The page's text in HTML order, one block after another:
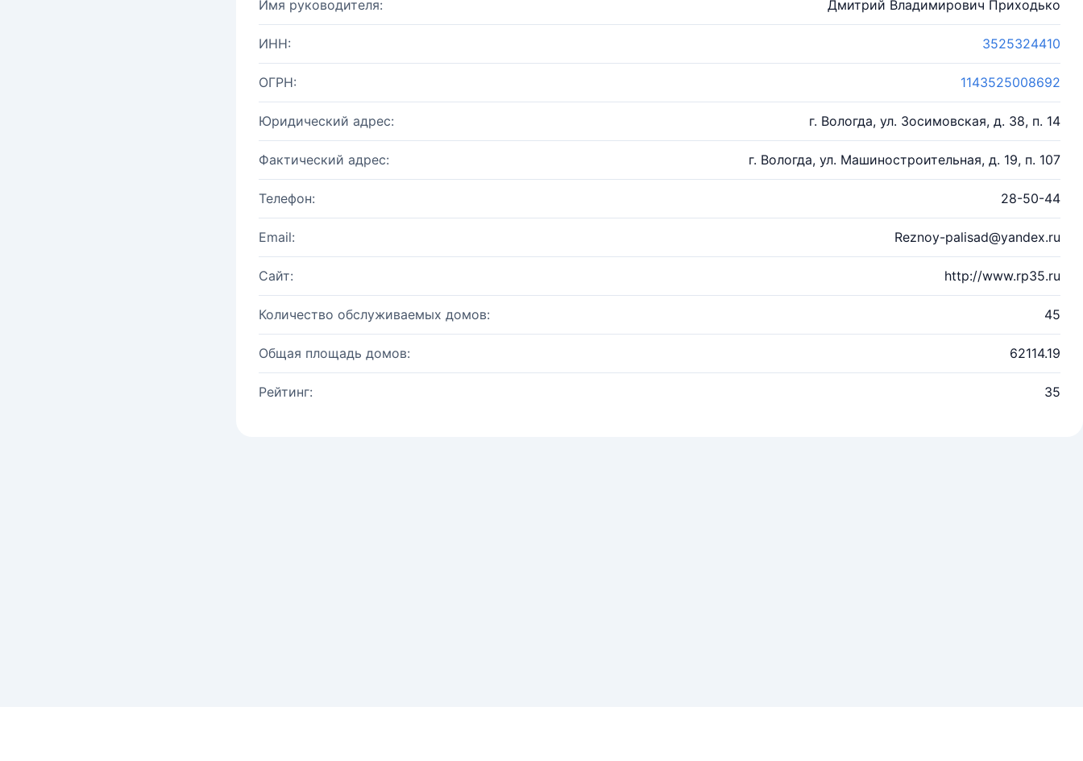
Имя руководителя: Дмитрий Владимирович Приходько
ИНН: 3525324410
ОГРН: 1143525008692
Юридический адрес: г. Вологда, ул. Зосимовская, д. 38, п. 14
Фактический адрес: г. Вологда, ул. Машиностроительная, д. 19, п. 107
Телефон: 28-50-44
Email: Reznoy-palisad@yandex.ru
Сайт: http://www.rp35.ru
Количество обслуживаемых домов: 45
Общая площадь домов: 62114.19
Рейтинг: 35